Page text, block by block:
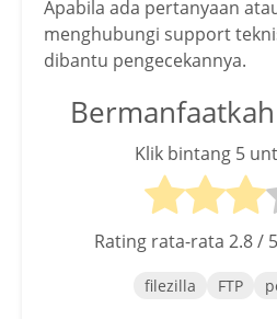
Apabila ada pertanyaan
menghubungi support
dibantu pengecekannya.
Klik bintang 5
Rating rata-rata 2.8/
filezilla FTP